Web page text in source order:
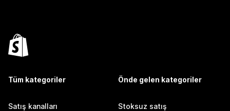
Tüm kategoriler
Satış kanalları
Önde gelen kategoriler
Stoksuz satış